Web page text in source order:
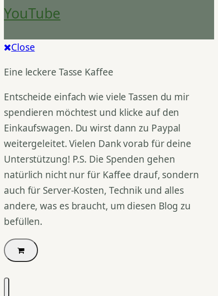
YouTube
Close
Eine leckere Tasse Kaffee
Entscheide einfach wie viele Tassen du mir
spendieren möchtest und klicke auf den
Einkaufswagen. Du wirst dann zu Paypal
weitergeleitet. Vielen Dank vorab für deine
Unterstützung! P.S. Die Spenden gehen
natürlich nicht nur für Kaffee drauf, sondern
auch für Server-Kosten, Technik und alles
andere, was es braucht, um diesen Blog zu
befüllen.